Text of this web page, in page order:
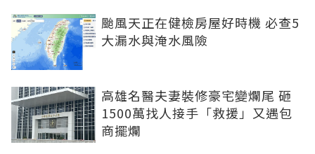
颱風天正在健檢房屋好時機 必查5
大漏水與淹水風險
高雄名醫夫妻裝修豪宅變爛尾 砸
1500萬找人接手「救援」又遇包
商擺爛